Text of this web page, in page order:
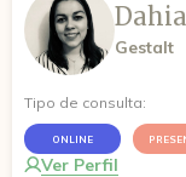
Gestalt
Tipo de consulta:
ONLINE
Ver Perfil